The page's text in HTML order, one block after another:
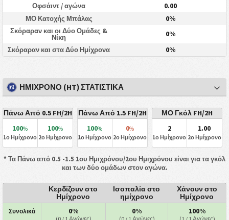
Οφσάιντ / αγώνα 0.00
ΜΟ Κατοχής Μπάλας 0%
Σκόραραν και οι Δύο Ομάδες &
Νίκη
0%
Σκόραραν και στα Δύο Ημίχρονα 0%
ΗΜΊΧΡΟΝΟ (HT) ΣΤΑΤΙΣΤΙΚΆ
Πάνω Από 0.5 FH/2H
100%
1ο Ημίχρονο
100%
2ο Ημίχρονο
Πάνω Από 1.5 FH/2H
100%
1ο Ημίχρονο
0%
2ο Ημίχρονο
ΜΟ Γκόλ FH/2H
2
1ο Ημίχρονο
1.00
2ο Ημίχρονο
* Τα Πάνω από 0.5 -1.5 1ου Ημιχρόνου/2ου Ημιχρόνου είναι για τα γκόλ
και των δύο ομάδων στον αγώνα.
Κερδίζουν στο
Ημίχρονο
Ισοπαλία στο
ημίχρονο
Χάνουν στο
Ημίχρονο
Συνολικά 0% 0% 100%